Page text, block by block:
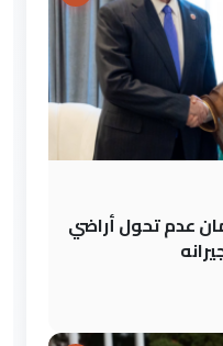
عدم تحول أراضي